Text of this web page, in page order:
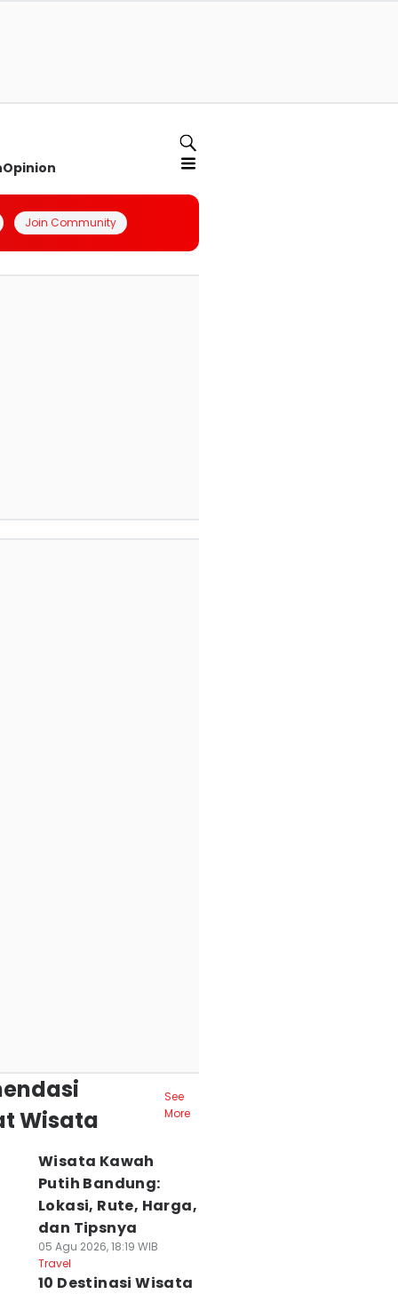
Opinion
Join Community
Wisata
See
More
Wisata Kawah
Putih Bandung:
Lokasi, Rute, Harga,
dan Tipsnya
05 Agu 2026, 18:19 WIB
Travel
10 Destinasi Wisata